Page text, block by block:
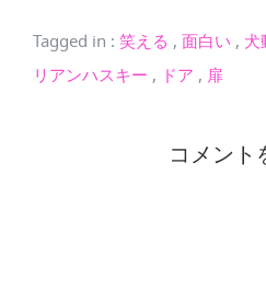
Tagged in : 笑える , 面白い , 犬
リアンハスキー , ドア , 扉
コメント